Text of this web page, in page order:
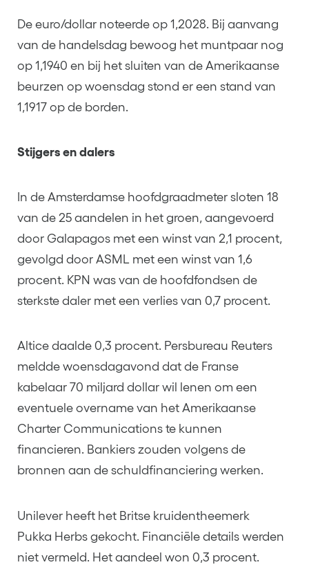
De euro/dollar noteerde op 1,2028. Bij aanvang
van de handelsdag bewoog het muntpaar nog
op 1,1940 en bij het sluiten van de Amerikaanse
beurzen op woensdag stond er een stand van
1,1917 op de borden.
Stijgers en dalers
In de Amsterdamse hoofdgraadmeter sloten 18
van de 25 aandelen in het groen, aangevoerd
door Galapagos met een winst van 2,1 procent,
gevolgd door ASML met een winst van 1,6
procent. KPN was van de hoofdfondsen de
sterkste daler met een verlies van 0,7 procent.
Altice daalde 0,3 procent. Persbureau Reuters
meldde woensdagavond dat de Franse
kabelaar 70 miljard dollar wil lenen om een
eventuele overname van het Amerikaanse
Charter Communications te kunnen
financieren. Bankiers zouden volgens de
bronnen aan de schuldfinanciering werken.
Unilever heeft het Britse kruidentheemerk
Pukka Herbs gekocht. Financiële details werden
niet vermeld. Het aandeel won 0,3 procent.